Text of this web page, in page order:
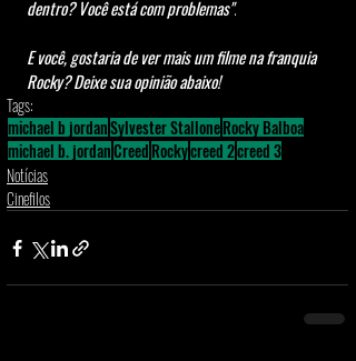
dentro? Você está com problemas".
E você, gostaria de ver mais um filme na franquia
Rocky? Deixe sua opinião abaixo!
Tags:
michael b jordanSylvester StalloneRocky Balboa
michael b. jordanCreedRockycreed 2creed 3
Notícias
Cinefilos